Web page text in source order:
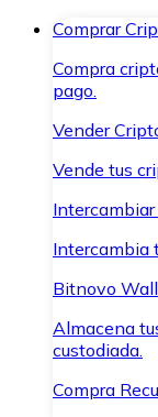
Comprar
Compra
pago.
Vender
Vende tus
Intercambia
Bitnovo
Almacena
custodiada.
Compra